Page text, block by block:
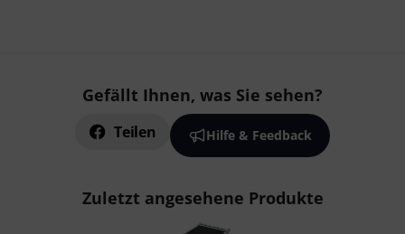
Gefällt Ihnen, was Sie sehen?
Teilen Hilfe & Feedback
Zuletzt angesehene Produkte